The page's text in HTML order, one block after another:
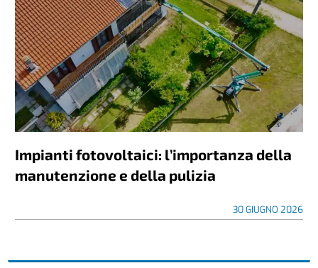
Impianti fotovoltaici: l’importanza della
manutenzione e della pulizia
30 GIUGNO 2026